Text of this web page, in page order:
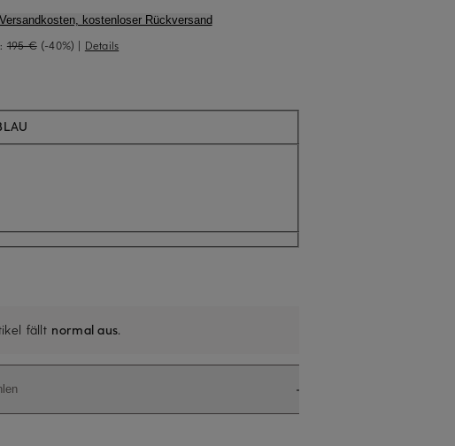
kostenloser Rückversand
195 € (-40%) | Details
fällt normal aus.